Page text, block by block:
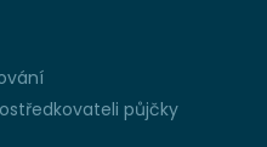
půjčky